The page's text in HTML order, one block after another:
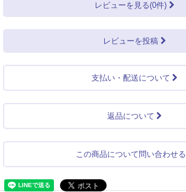
レビューを見る(0件)
レビューを投稿
支払い・配送について
返品について
この商品について問い合わせる